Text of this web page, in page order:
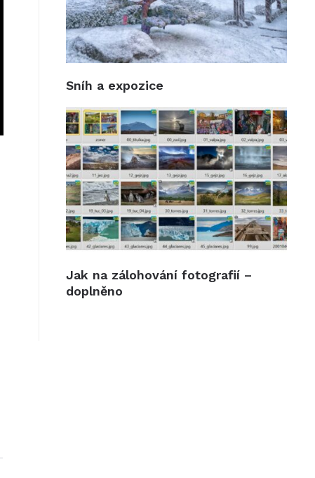
Sníh a expozice
Jak na zálohování fotografií –
doplněno